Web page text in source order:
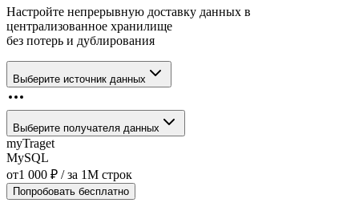
Настройте непрерывную доставку данных в
централизованное хранилище
без потерь и дублирования
Выберите источник данных
Выберите получателя данных
myTraget
MySQL
от1 000 ₽ / за 1M строк
Попробовать бесплатно